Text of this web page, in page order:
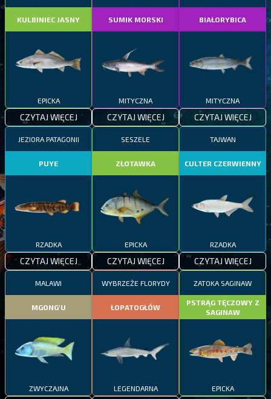
KULBINIEC JASNY
EPICKA
CZYTAJ WIĘCEJ
SUMIK MORSKI
MITYCZNA
CZYTAJ WIĘCEJ
BIAŁORYBICA
MITYCZNA
CZYTAJ WIĘCEJ
JEZIORA PATAGONII
PUYE
RZADKA
CZYTAJ WIĘCEJ
SESZELE
ZŁOTAWKA
EPICKA
CZYTAJ WIĘCEJ
TAJWAN
CULTER CZERWIENNY
RZADKA
CZYTAJ WIĘCEJ
MALAWI
MGONG'U
ZWYCZAJNA
WYBRZEŻE FLORYDY
ŁOPATOGŁÓW
LEGENDARNA
ZATOKA SAGINAW
PSTRĄG TĘCZOWY Z
SAGINAW
EPICKA